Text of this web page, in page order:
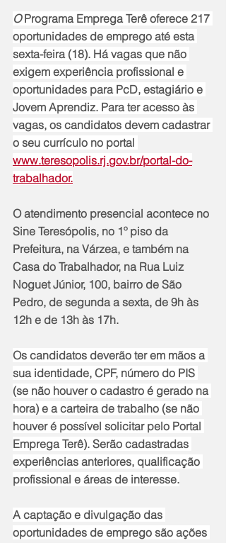
O Programa Emprega Terê oferece 217
oportunidades de emprego até esta
sexta-feira (18). Há vagas que não
exigem experiência profissional e
oportunidades para PcD, estagiário e
Jovem Aprendiz. Para ter acesso às
vagas, os candidatos devem cadastrar
o seu currículo no portal
www.teresopolis.rj.gov.br/portal-do-
trabalhador.
O atendimento presencial acontece no
Sine Teresópolis, no 1º piso da
Prefeitura, na Várzea, e também na
Casa do Trabalhador, na Rua Luiz
Noguet Júnior, 100, bairro de São
Pedro, de segunda a sexta, de 9h às
12h e de 13h às 17h.
Os candidatos deverão ter em mãos a
sua identidade, CPF, número do PIS
(se não houver o cadastro é gerado na
hora) e a carteira de trabalho (se não
houver é possível solicitar pelo Portal
Emprega Terê). Serão cadastradas
experiências anteriores, qualificação
profissional e áreas de interesse.
A captação e divulgação das
oportunidades de emprego são ações